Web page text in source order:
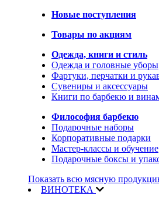
Новые поступления
Товары по акциям
Одежда, книги и стиль
Одежда и головные уборы
Фартуки, перчатки и
Сувениры и аксессуары
Книги по барбекю и
Философия барбекю
Подарочные наборы
Корпоративные подарки
Мастер-классы и обучение
Подарочные боксы и
Показать всю мясную
ВИНОТЕКА